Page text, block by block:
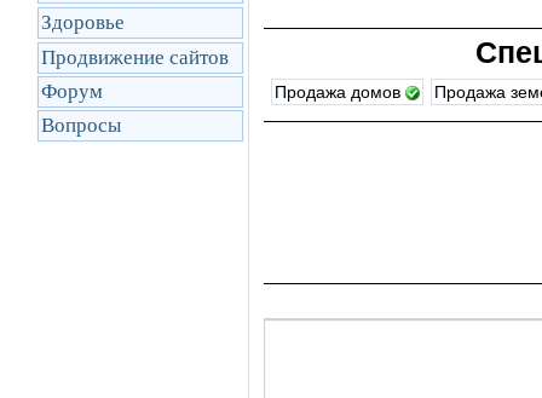
Здоровье
Продвижение сайтов
Форум
Вопросы
Продажа домов Продажа